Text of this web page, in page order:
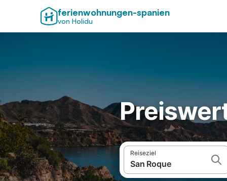
ferienwohnungen-spanien
von Holidu
Reiseziel